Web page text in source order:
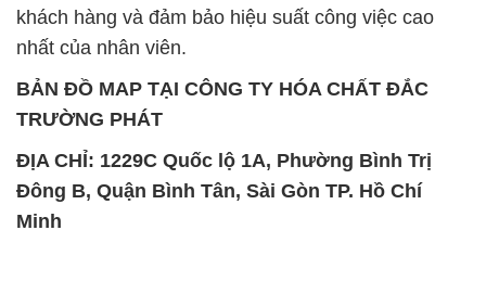
khách hàng và đảm bảo hiệu suất công việc cao
nhất của nhân viên.
BẢN ĐỒ MAP TẠI CÔNG TY HÓA CHẤT ĐẮC
TRƯỜNG PHÁT
ĐỊA CHỈ: 1229C Quốc lộ 1A, Phường Bình Trị
Đông B, Quận Bình Tân, Sài Gòn TP. Hồ Chí
Minh